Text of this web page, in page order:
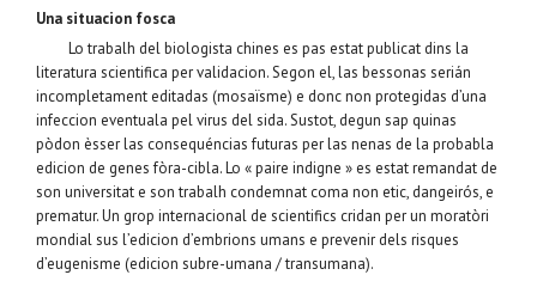
Una situacion fosca
Lo trabalh del biologista chines es pas estat publicat dins la
literatura scientifica per validacion. Segon el, las bessonas serián
incompletament editadas (mosaïsme) e donc non protegidas d’una
infeccion eventuala pel virus del sida. Sustot, degun sap quinas
pòdon èsser las consequéncias futuras per las nenas de la probabla
edicion de genes fòra-cibla. Lo « paire indigne » es estat remandat de
son universitat e son trabalh condemnat coma non etic, dangeirós, e
prematur. Un grop internacional de scientifics cridan per un moratòri
mondial sus l’edicion d’embrions umans e prevenir dels risques
d’eugenisme (edicion subre-umana / transumana).